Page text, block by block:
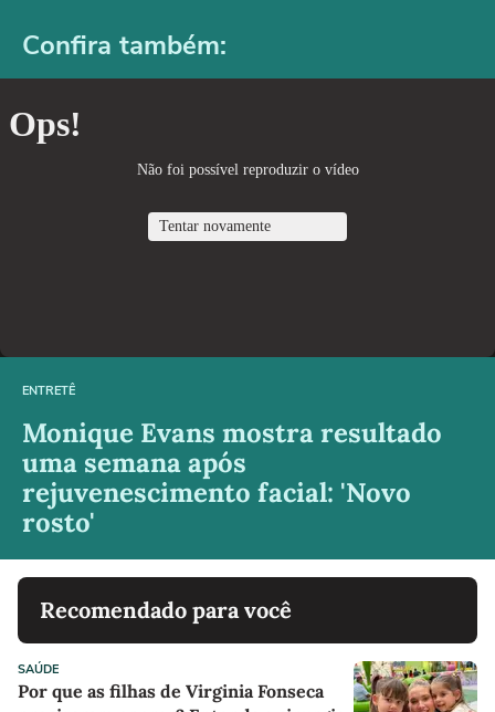
Confira também:
ENTRETÊ
Monique Evans mostra resultado
uma semana após
rejuvenescimento facial: 'Novo
rosto'
Recomendado para você
SAÚDE
Por que as filhas de Virginia Fonseca